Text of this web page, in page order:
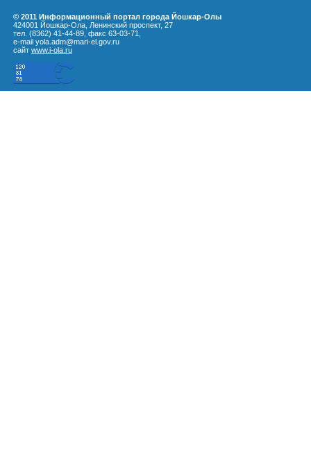
© 2011 Информационный портал города Йошкар-Олы
424001 Йошкар-Ола, Ленинский проспект, 27
тел. (8362) 41-44-89, факс 63-03-71,
e-mail yola.adm@mari-el.gov.ru
сайт www.i-ola.ru